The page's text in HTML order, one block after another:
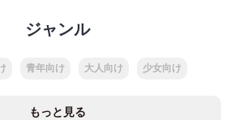
ジャンル
青年向け 大人向け 少女向け
もっと見る